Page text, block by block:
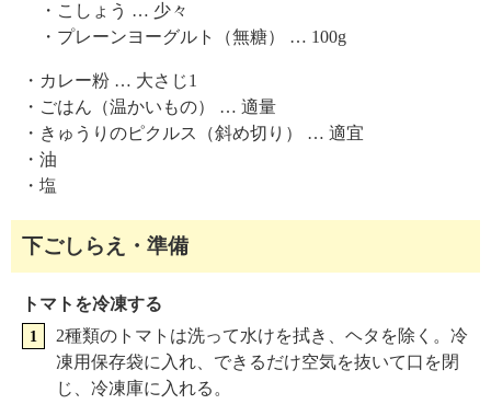
・こしょう … 少々
・プレーンヨーグルト（無糖） … 100g
・カレー粉 … 大さじ1
・ごはん（温かいもの） … 適量
・きゅうりのピクルス（斜め切り） … 適宜
・油
・塩
下ごしらえ・準備
トマトを冷凍する
2種類のトマトは洗って水けを拭き、ヘタを除く。冷
凍用保存袋に入れ、できるだけ空気を抜いて口を閉
じ、冷凍庫に入れる。